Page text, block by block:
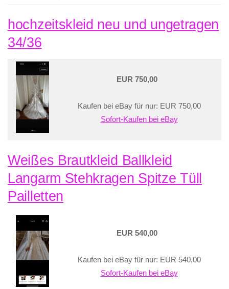
hochzeitskleid neu und ungetragen
34/36
EUR 750,00
Kaufen bei eBay für nur: EUR 750,00
Sofort-Kaufen bei eBay
Weißes Brautkleid Ballkleid
Langarm Stehkragen Spitze Tüll
Pailletten
EUR 540,00
Kaufen bei eBay für nur: EUR 540,00
Sofort-Kaufen bei eBay